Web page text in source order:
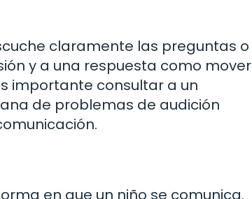
claramente las preguntas o
y a una respuesta como mover
importante consultar a un
de problemas de audición
en que un niño se comunica.